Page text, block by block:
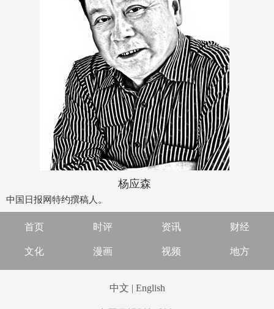
杨应森
中国日报网特约撰稿人。
首页 时评 资讯 财经
文化 漫画 视频 地方
中文 | English